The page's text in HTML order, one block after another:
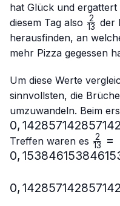
hat Glück und ergattert
diesem Tag also
{13}
13
2
der
herausfinden, an
mehr Pizza gegessen
Um diese Werte
sinnvollsten, die
umzuwandeln. Beim
0,
Treffen waren es 13
2
=
0,
0,